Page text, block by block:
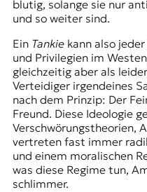
blutig, solange sie nur
und so weiter sind.
Ein Tankie kann also
und Privilegien im
gleichzeitig aber als
Verteidiger irgendeines
nach dem Prinzip: Der
Freund. Diese Ideologie
Verschwörungstheorien,
vertreten fast immer
und einem moralischen
was diese Regime tun,
schlimmer.